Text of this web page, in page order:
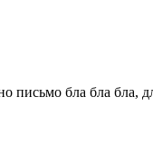
письмо бла бла бла,